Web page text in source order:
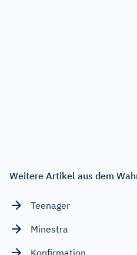
Weitere Artikel aus dem
Teenager
Minestra
Konfirmation